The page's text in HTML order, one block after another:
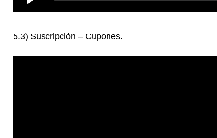
5.3) Suscripción – Cupones.